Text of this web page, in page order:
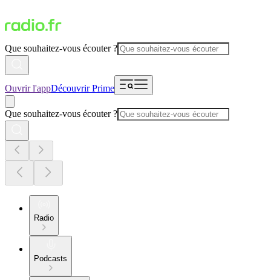
Que souhaitez-vous écouter ?
Ouvrir l'appDécouvrir Prime
Que souhaitez-vous écouter ?
Radio
Podcasts